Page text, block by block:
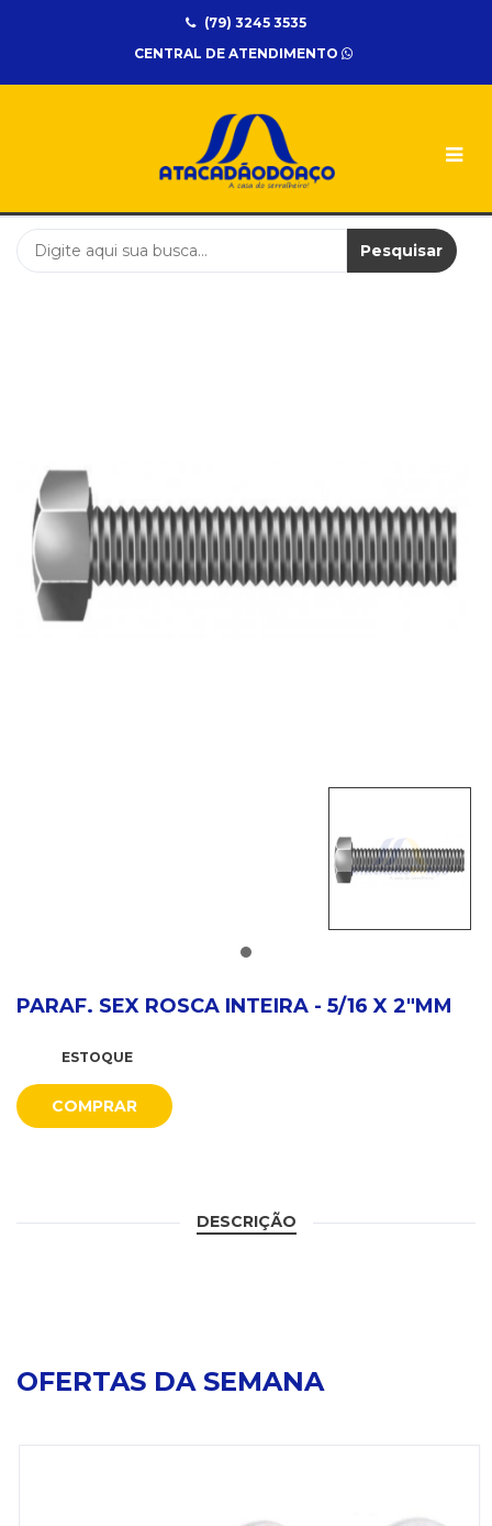
(79) 3245 3535
CENTRAL DE ATENDIMENTO
EPI
FERRAMENTA
Pesquisar
PARAF. SEX ROSCA INTEIRA - 5/16 X 2"MM
ESTOQUE
COMPRAR
DESCRIÇÃO
OFERTAS DA SEMANA